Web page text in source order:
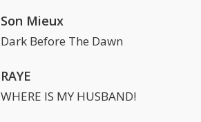
Son Mieux
Dark Before The Dawn
RAYE
WHERE IS MY HUSBAND!